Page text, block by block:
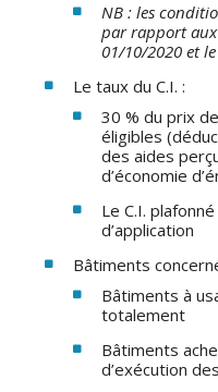
NB : les
par rapport aux
01/10/2020 et
Le taux du C.I. :
30 % du prix
éligibles
des aides
d’économie
Le C.I.
d’application
Bâtiments
Bâtiments à
totalement
Bâtiments
d’exécution